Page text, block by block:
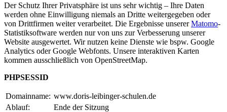
Der Schutz Ihrer Privatsphäre ist uns sehr wichtig – Ihre Daten
werden ohne Einwilligung niemals an Dritte weitergegeben oder
von Drittfirmen weiter verarbeitet. Die Ergebnisse unsererMatomo-
Statistiksoftware werden nur von uns zur Verbesserung unserer
Website ausgewertet. Wir nutzen keine Dienste wie bspw. Google
Analytics oder Google Webfonts. Unsere interaktiven Karten
kommen ausschließlich von OpenStreetMap.
PHPSESSID
Domainname: www.doris-leibinger-schulen.de
Ablauf:
Ende der Sitzung